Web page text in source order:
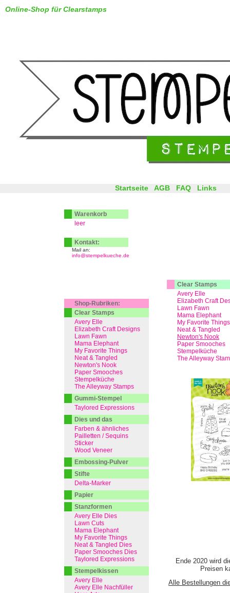
Online-Shop für Clearstamps
Clear Stamps
Avery Elle
Elizabeth Craft
Lawn Fawn
Mama Elephant
My Favorite Things
Neat & Tangled
Newton's Nook
Paper Smooches
Stempelküche
The Alleyway
Ende 2020 wird
Preisen
Alle Bestellungen
Startseite AGB FAQ Links
Warenkorb
leer
Kontakt:
Mail an:
info@stempelkueche.de
Shop-Rubriken:
Clear Stamps
Avery Elle
Elizabeth Craft Designs
Lawn Fawn
Mama Elephant
My Favorite Things
Neat & Tangled
Newton's Nook
Paper Smooches
Stempelküche
The Alleyway Stamps
Gummi-Stempel
Taylored Expressions
Dies und das
Farben & ähnliches
Pailletten / Sequins
Sticker
Wood Veneer
Embossing-Pulver
Stifte
Delta-Marker
Papier
Stanzformen
Avery Elle Dies
Lawn Cuts
Mama Elephant
My Favorite Things
Neat & Tangled Dies
Paper Smooches Dies
Taylored Expressions
Stempelkissen
Avery Elle
Avery Elle Nachfüller